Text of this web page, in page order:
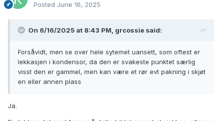
Posted June 16, 2025
On 6/16/2025 at 8:43 PM, grcossie said:
Forsåvidt, men se over hele sytemet uansett, som oftest er
lekkasjen i kondensor, da den er svakeste punktet særlig
visst den er gammel, men kan være et rør evt pakning i skjøt
en eller annen plass
Ja.